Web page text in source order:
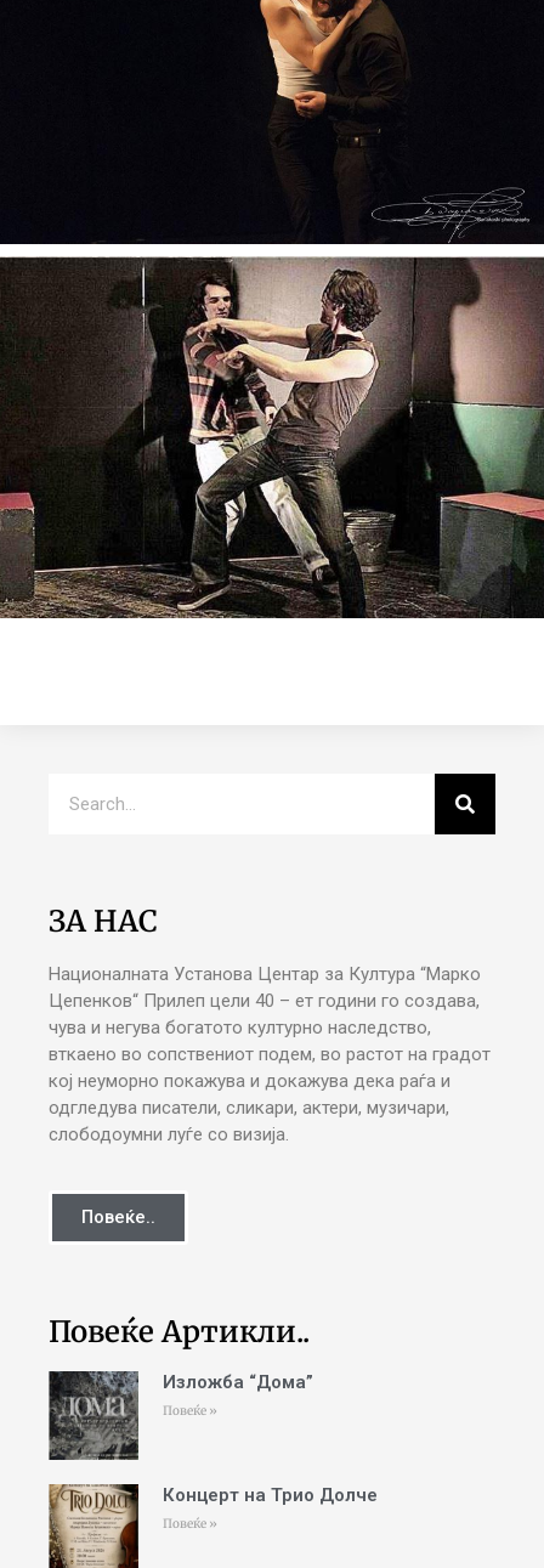
ЗА НАС
Националната Установа Центар за Култура “Марко
Цепенков“ Прилеп цели 40 – ет години го создава,
чува и негува богатото културно наследство,
вткаено во сопствениот подем, во растот на градот
кој неуморно покажува и докажува дека раѓа и
одгледува писатели, сликари, актери, музичари,
слободоумни луѓе со визија.
Повеќе..
Повеќе Артикли..
Изложба “Дома”
Повеќе »
Концерт на Трио Долче
Повеќе »